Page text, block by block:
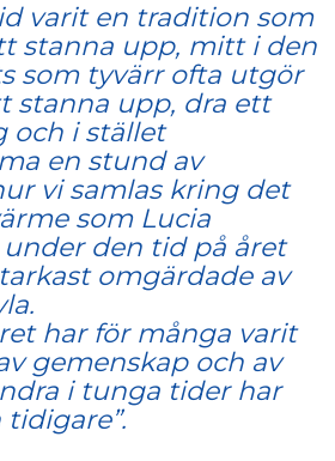
varit en tradition som
stanna upp, mitt i den
som tyvärr ofta utgör
stanna upp, dra ett
och i stället
en stund av
vi samlas kring det
som Lucia
den tid på året
omgärdade av
har för många varit
gemenskap och av
i tunga tider har